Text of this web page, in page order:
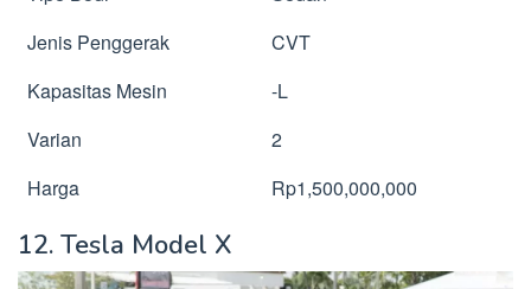
Jenis Penggerak
CVT
Kapasitas Mesin
-L
Varian
2
Harga
Rp1,500,000,000
12. Tesla Model X